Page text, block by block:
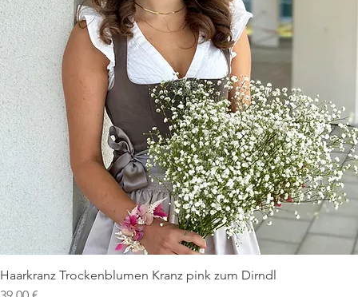
Schnellansicht
Haarkranz Trockenblumen Kranz pink zum Dirndl